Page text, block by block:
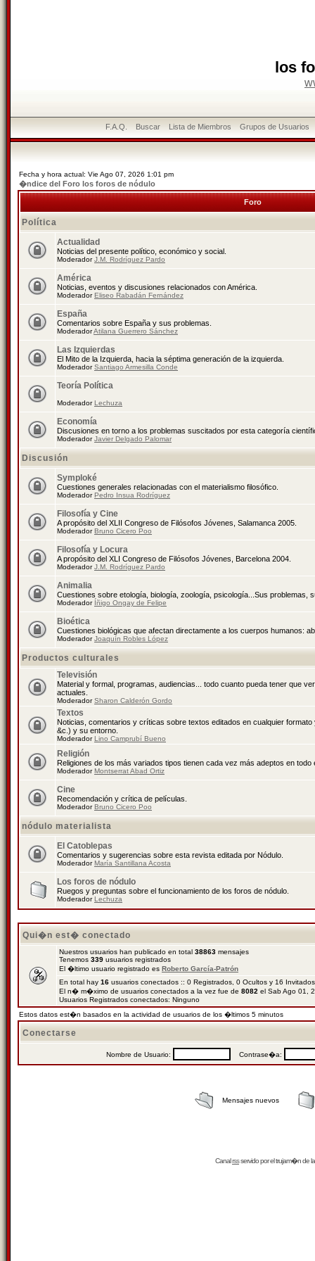
los
F.A.Q. Buscar Lista de Miembros Grupos de Usuarios
Fecha y hora actual: Vie Ago 07, 2026 1:01 pm
�ndice del Foro los foros de nódulo
Foro
Política
Actualidad
Noticias del presente político, económico y social.
ModeradorJ.M. Rodríguez Pardo
América
Noticias, eventos y discusiones relacionados con América.
ModeradorEliseo Rabadán Fernández
España
Comentarios sobre España y sus problemas.
ModeradorAtilana Guerrero Sánchez
Las Izquierdas
El Mito de la Izquierda, hacia la séptima generación de la izquierda.
ModeradorSantiago Armesilla Conde
Teoría Política
ModeradorLechuza
Economía
Discusiones en torno a los problemas suscitados por esta categoría
ModeradorJavier Delgado Palomar
Discusión
Symploké
Cuestiones generales relacionadas con el materialismo filosófico.
ModeradorPedro Insua Rodríguez
Filosofía y Cine
A propósito del XLII Congreso de Filósofos Jóvenes, Salamanca 2005.
ModeradorBruno Cicero Poo
Filosofía y Locura
A propósito del XLI Congreso de Filósofos Jóvenes, Barcelona 2004.
ModeradorJ.M. Rodríguez Pardo
Animalia
Cuestiones sobre etología, biología, zoología, psicología...Sus problemas,
Moderador Íñigo Ongay de Felipe
Bioética
Cuestiones biológicas que afectan directamente a los cuerpos humanos:
ModeradorJoaquín Robles López
Productos culturales
Televisión
Material y formal, programas, audiencias... todo cuanto pueda tener que
actuales.
ModeradorSharon Calderón Gordo
Textos
Noticias, comentarios y críticas sobre textos editados en cualquier
&c.) y su entorno.
ModeradorLino Camprubí Bueno
Religión
Religiones de los más variados tipos tienen cada vez más adeptos en todo
ModeradorMontserrat Abad Ortiz
Cine
Recomendación y crítica de películas.
ModeradorBruno Cicero Poo
nódulo materialista
El Catoblepas
Comentarios y sugerencias sobre esta revista editada por Nódulo.
ModeradorMaría Santillana Acosta
Los foros de nódulo
Ruegos y preguntas sobre el funcionamiento de los foros de nódulo.
ModeradorLechuza
Qui�n est� conectado
Nuestros usuarios han publicado en total 38863 mensajes
Tenemos 339 usuarios registrados
El �ltimo usuario registrado es Roberto García-Patrón
En total hay 16 usuarios conectados :: 0 Registrados, 0 Ocultos y 16
El n� m�ximo de usuarios conectados a la vez fue de 8082 el Sab Ago 01,
Usuarios Registrados conectados: Ninguno
Estos datos est�n basados en la actividad de usuarios de los �ltimos 5 minutos
Conectarse
Nombre de Usuario: Contrase�a:
Mensajes nuevos
Canalrssservido por eltrujam�nde